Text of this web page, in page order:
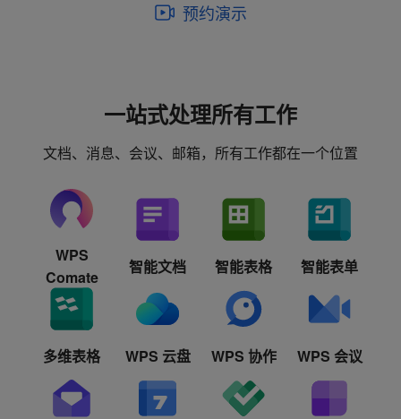
预约演示
一站式处理所有工作
文档、消息、会议、邮箱，所有工作都在一个位置
WPS
Comate
智能文档 智能表格 智能表单
多维表格 WPS 云盘 WPS 协作 WPS 会议